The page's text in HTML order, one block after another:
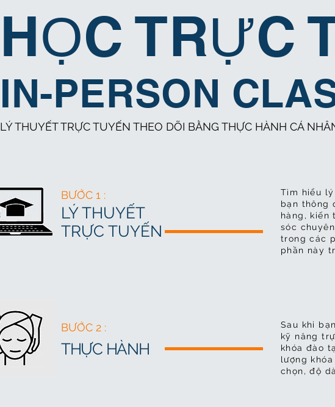
HỌC TRỰC
IN-PERSON
LÝ THUYẾT TRỰC TUYẾN THEO DÕI BẰNG THỰC HÀNH CÁ
BƯỚC 1 :
LÝ THUYẾT
TRỰC TUYẾN
Tìm hiểu
bạn thông
hàng, kiến
sóc
trong các
phần này
BƯỚC 2 :
THỰC HÀNH
Sau khi
kỹ năng
khóa đào
lượng
chọn, độ